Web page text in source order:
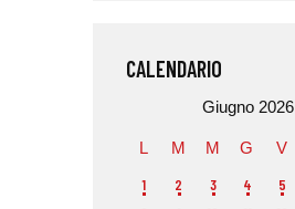
CALENDARIO
Giugno 2026
L M M G V
1 2 3 4 5